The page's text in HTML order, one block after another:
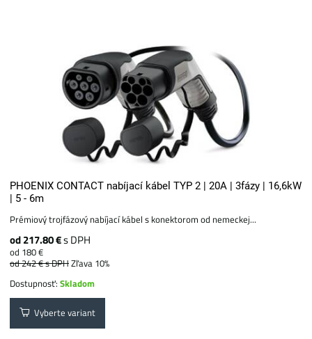
PHOENIX CONTACT nabíjací kábel TYP 2 | 20A | 3fázy | 16,6kW
| 5 - 6m
Prémiový trojfázový nabíjací kábel s konektorom od nemeckej...
od 217.80 €s DPH
od 180 €
od 242 €s DPHZľava 10%
Dostupnosť:Skladom
Vyberte variant